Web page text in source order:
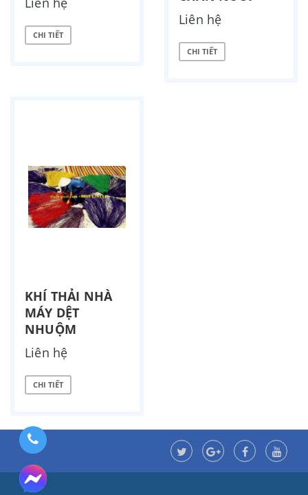
CHI TIẾT
Liên hệ
CHI TIẾT
KHÍ THẢI NHÀ
MÁY DỆT
NHUỘM
Liên hệ
CHI TIẾT